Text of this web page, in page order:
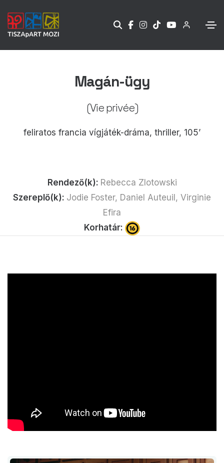
Magán-ügy
(Vie privée)
feliratos francia vígjáték-dráma, thriller, 105’
Rendező(k): Rebecca Zlotowski
Szereplő(k): Jodie Foster, Daniel Auteuil, Virginie
Efira
Korhatár: